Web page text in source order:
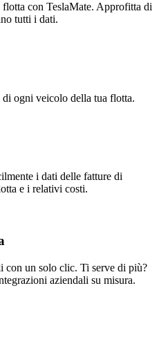
con TeslaMate. Approfitta di
tutti i dati.
ogni veicolo della tua flotta.
i dati delle fatture di
e i relativi costi.
con un solo clic. Ti serve di più?
aziendali su misura.